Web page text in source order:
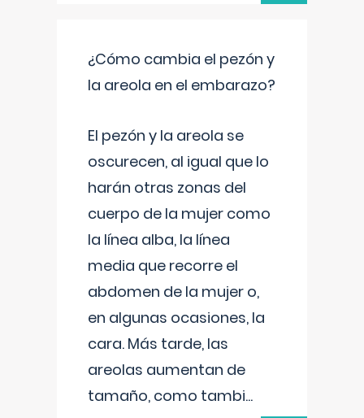
¿Cómo cambia el pezón y
la areola en el embarazo?
El pezón y la areola se
oscurecen, al igual que lo
harán otras zonas del
cuerpo de la mujer como
la línea alba, la línea
media que recorre el
abdomen de la mujer o,
en algunas ocasiones, la
cara. Más tarde, las
areolas aumentan de
tamaño, como tambi...